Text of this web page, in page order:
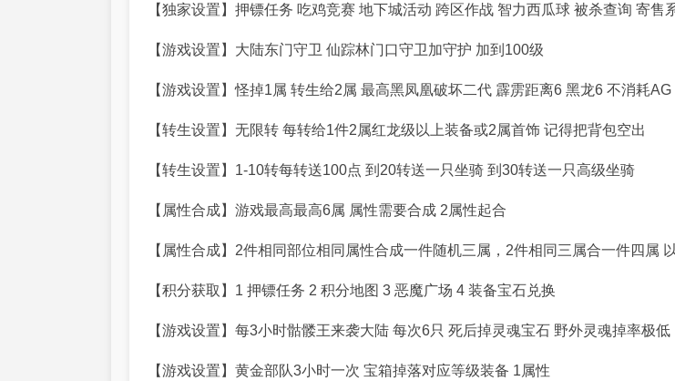
【独家设置】押镖任务 吃鸡竞赛 地下城活动 跨区作战 智力西瓜球 被杀查询 寄售
【游戏设置】大陆东门守卫 仙踪林门口守卫加守护 加到100级
【游戏设置】怪掉1属 转生给2属 最高黑凤凰破坏二代 霹雳距离6 黑龙6 不消耗AG
【转生设置】无限转 每转给1件2属红龙级以上装备或2属首饰 记得把背包空出
【转生设置】1-10转每转送100点 到20转送一只坐骑 到30转送一只高级坐骑
【属性合成】游戏最高最高6属 属性需要合成 2属性起合
【属性合成】2件相同部位相同属性合成一件随机三属，2件相同三属合一件四属
【积分获取】1 押镖任务 2 积分地图 3 恶魔广场 4 装备宝石兑换
【游戏设置】每3小时骷髅王来袭大陆 每次6只 死后掉灵魂宝石 野外灵魂掉率极低
【游戏设置】黄金部队3小时一次 宝箱掉落对应等级装备 1属性